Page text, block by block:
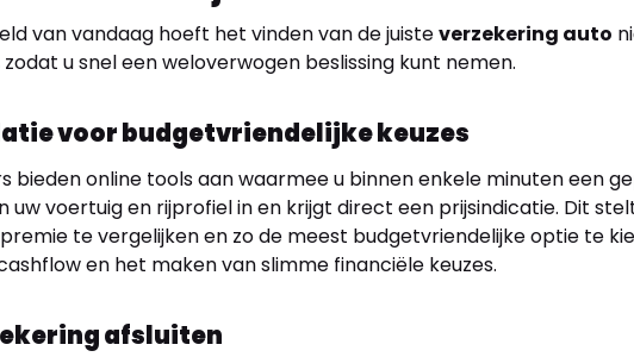
van vandaag hoeft het vinden van de juisteverzekering auto
u snel een weloverwogen beslissing kunt nemen.
voor budgetvriendelijke keuzes
bieden online tools aan waarmee u binnen enkele minuten een
uw voertuig en rijprofiel in en krijgt direct een prijsindicatie. Dit
te vergelijken en zo de meest budgetvriendelijke optie te
en het maken van slimme financiële keuzes.
afsluiten